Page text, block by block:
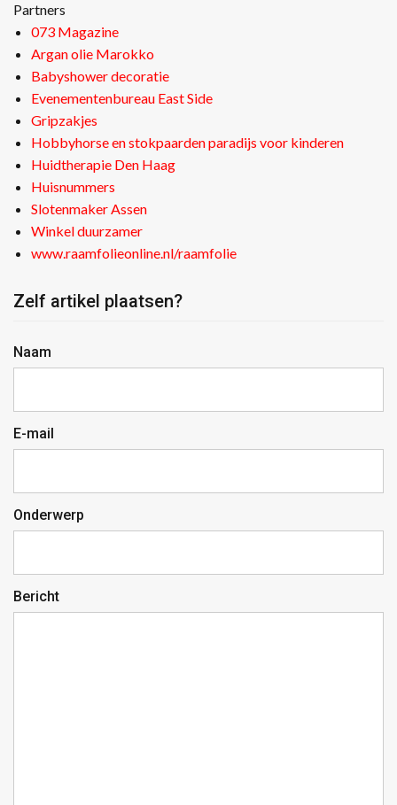
Partners
073 Magazine
Argan olie Marokko
Babyshower decoratie
Evenementenbureau East Side
Gripzakjes
Hobbyhorse en stokpaarden paradijs voor kinderen
Huidtherapie Den Haag
Huisnummers
Slotenmaker Assen
Winkel duurzamer
www.raamfolieonline.nl/raamfolie
Zelf artikel plaatsen?
Naam
E-mail
Onderwerp
Bericht